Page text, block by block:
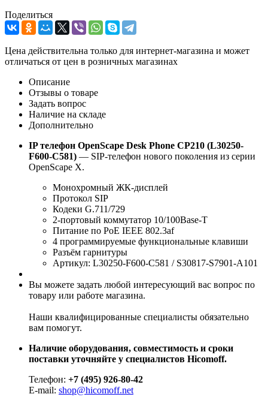
Поделиться
Цена действительна только для интернет-магазина и может
отличаться от цен в розничных магазинах
Описание
Отзывы о товаре
Задать вопрос
Наличие на складе
Дополнительно
IP телефон OpenScape Desk Phone CP210 (L30250-
F600-C581) — SIP-телефон нового поколения из серии
OpenScape X.
Монохромный ЖК-дисплей
Протокол SIP
Кодеки G.711/729
2-портовый коммутатор 10/100Base-T
Питание по PoE IEEE 802.3af
4 программируемые функциональные клавиши
Разъём гарнитуры
Артикул: L30250-F600-C581 / S30817-S7901-A101
Вы можете задать любой интересующий вас вопрос по
товару или работе магазина.
Наши квалифицированные специалисты обязательно
вам помогут.
Наличие оборудования, совместимость и сроки
поставки уточняйте у специалистов Hicomoff.
Телефон: +7 (495) 926-80-42
E-mail: shop@hicomoff.net